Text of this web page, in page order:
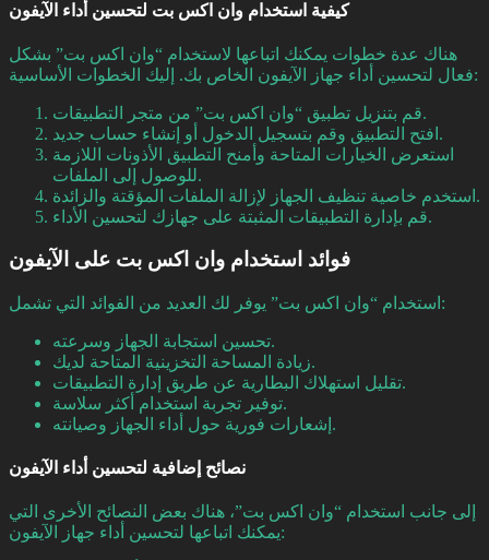
كيفية استخدام وان اكس بت لتحسين أداء الآيفون
هناك عدة خطوات يمكنك اتباعها لاستخدام “وان اكس بت” بشكل
فعال لتحسين أداء جهاز الآيفون الخاص بك. إليك الخطوات الأساسية:
قم بتنزيل تطبيق “وان اكس بت” من متجر التطبيقات.
افتح التطبيق وقم بتسجيل الدخول أو إنشاء حساب جديد.
استعرض الخيارات المتاحة وأمنح التطبيق الأذونات اللازمة
للوصول إلى الملفات.
استخدم خاصية تنظيف الجهاز لإزالة الملفات المؤقتة والزائدة.
قم بإدارة التطبيقات المثبتة على جهازك لتحسين الأداء.
فوائد استخدام وان اكس بت على الآيفون
استخدام “وان اكس بت” يوفر لك العديد من الفوائد التي تشمل:
تحسين استجابة الجهاز وسرعته.
زيادة المساحة التخزينية المتاحة لديك.
تقليل استهلاك البطارية عن طريق إدارة التطبيقات.
توفير تجربة استخدام أكثر سلاسة.
إشعارات فورية حول أداء الجهاز وصيانته.
نصائح إضافية لتحسين أداء الآيفون
إلى جانب استخدام “وان اكس بت”، هناك بعض النصائح الأخرى التي
يمكنك اتباعها لتحسين أداء جهاز الآيفون: